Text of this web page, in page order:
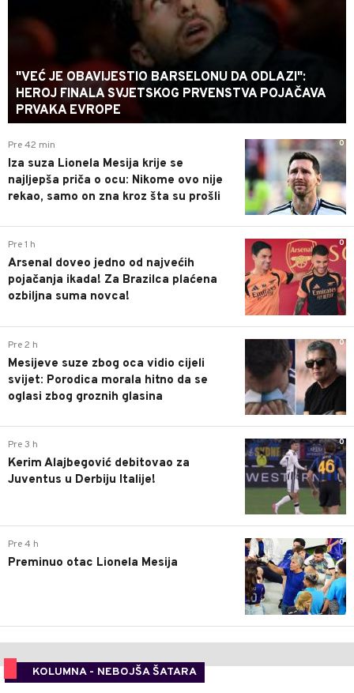
"VEĆ JE OBAVIJESTIO BARSELONU DA ODLAZI":
HEROJ FINALA SVJETSKOG PRVENSTVA POJAČAVA
PRVAKA EVROPE
0
Pre 42 min
Iza suza Lionela Mesija krije se
najljepša priča o ocu: Nikome ovo nije
rekao, samo on zna kroz šta su prošli
0
Pre 1 h
Arsenal doveo jedno od najvećih
pojačanja ikada! Za Brazilca plaćena
ozbiljna suma novca!
0
Pre 2 h
Mesijeve suze zbog oca vidio cijeli
svijet: Porodica morala hitno da se
oglasi zbog groznih glasina
0
Pre 3 h
Kerim Alajbegović debitovao za
Juventus u Derbiju Italije!
0
Pre 4 h
Preminuo otac Lionela Mesija
KOLUMNA - NEBOJŠA ŠATARA